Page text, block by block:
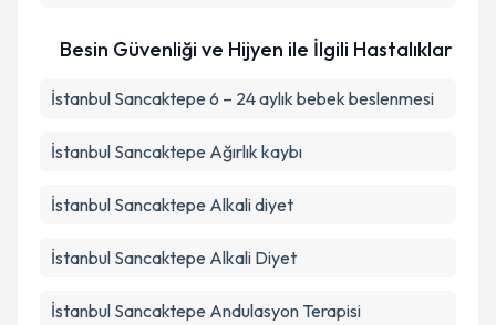
Besin Güvenliği ve Hijyen ile İlgili Hastalıklar
İstanbul Sancaktepe 6 – 24 aylık bebek beslenmesi
İstanbul Sancaktepe Ağırlık kaybı
İstanbul Sancaktepe Alkali diyet
İstanbul Sancaktepe Alkali Diyet
İstanbul Sancaktepe Andulasyon Terapisi